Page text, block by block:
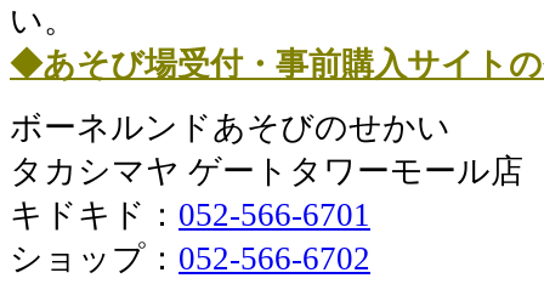
い。
◆あそび場受付・事前購入サイト
ボーネルンドあそびのせかい
タカシマヤ ゲートタワーモール店
キドキド： 052-566-6701
ショップ： 052-566-6702